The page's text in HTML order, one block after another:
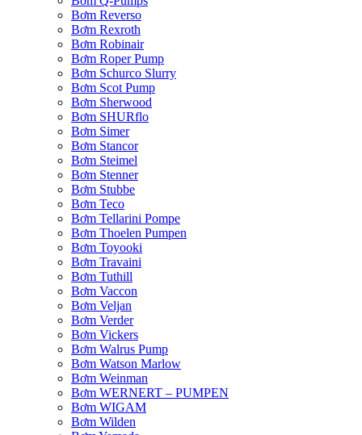
Bơm Reverso
Bơm Rexroth
Bơm Robinair
Bơm Roper Pump
Bơm Schurco Slurry
Bơm Scot Pump
Bơm Sherwood
Bơm SHURflo
Bơm Simer
Bơm Stancor
Bơm Steimel
Bơm Stenner
Bơm Stubbe
Bơm Teco
Bơm Tellarini Pompe
Bơm Thoelen Pumpen
Bơm Toyooki
Bơm Travaini
Bơm Tuthill
Bơm Vaccon
Bơm Veljan
Bơm Verder
Bơm Vickers
Bơm Walrus Pump
Bơm Watson Marlow
Bơm Weinman
Bơm WERNERT – PUMPEN
Bơm WIGAM
Bơm Wilden